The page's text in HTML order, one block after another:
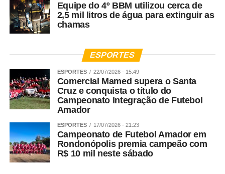
Equipe do 4º BBM utilizou cerca de
2,5 mil litros de água para extinguir as
chamas
ESPORTES
ESPORTES 22/07/2026 - 15:49
Comercial Mamed supera o Santa
Cruz e conquista o título do
Campeonato Integração de Futebol
Amador
ESPORTES 17/07/2026 - 21:23
Campeonato de Futebol Amador em
Rondonópolis premia campeão com
R$ 10 mil neste sábado